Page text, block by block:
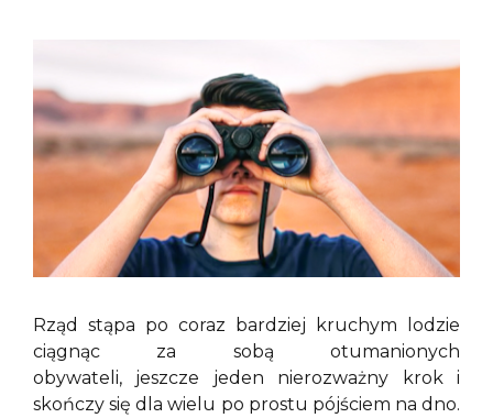
Rząd stąpa po coraz bardziej kruchym lodzie
ciągnąc za sobą otumanionych
obywateli, jeszcze jeden nierozważny krok i
skończy się dla wielu po prostu pójściem na dno.